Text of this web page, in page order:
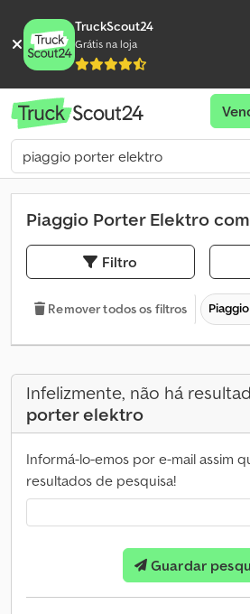
TruckScout24
Grátis na loja
Piaggio Porter Elektro
Filtro
Remover todos os filtros Piaggio
Infelizmente, não há
porter elektro
Informá-lo-emos por e-mail assim
resultados de pesquisa!
Guardar